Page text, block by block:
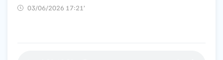
03/06/2026 17:21’